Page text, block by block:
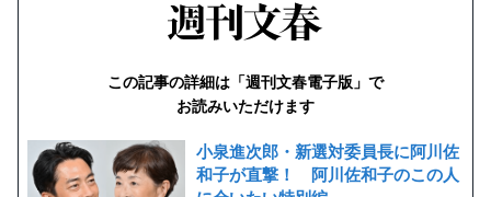
この記事の詳細は「週刊文春電子版」で
お読みいただけます
小泉進次郎・新選対委員長に阿川佐
和子が直撃！ 阿川佐和子のこの人